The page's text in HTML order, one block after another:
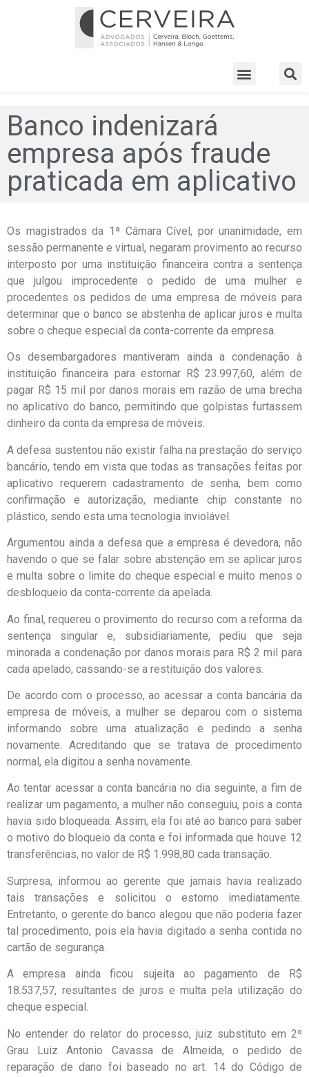
Banco indenizará
empresa após fraude
praticada em aplicativo
Os magistrados da 1ª Câmara Cível, por unanimidade, em
sessão permanente e virtual, negaram provimento ao recurso
interposto por uma instituição financeira contra a sentença
que julgou improcedente o pedido de uma mulher e
procedentes os pedidos de uma empresa de móveis para
determinar que o banco se abstenha de aplicar juros e multa
sobre o cheque especial da conta-corrente da empresa.
Os desembargadores mantiveram ainda a condenação à
instituição financeira para estornar R$ 23.997,60, além de
pagar R$ 15 mil por danos morais em razão de uma brecha
no aplicativo do banco, permitindo que golpistas furtassem
dinheiro da conta da empresa de móveis.
A defesa sustentou não existir falha na prestação do serviço
bancário, tendo em vista que todas as transações feitas por
aplicativo requerem cadastramento de senha, bem como
confirmação e autorização, mediante chip constante no
plástico, sendo esta uma tecnologia inviolável.
Argumentou ainda a defesa que a empresa é devedora, não
havendo o que se falar sobre abstenção em se aplicar juros
e multa sobre o limite do cheque especial e muito menos o
desbloqueio da conta-corrente da apelada.
Ao final, requereu o provimento do recurso com a reforma da
sentença singular e, subsidiariamente, pediu que seja
minorada a condenação por danos morais para R$ 2 mil para
cada apelado, cassando-se a restituição dos valores.
De acordo com o processo, ao acessar a conta bancária da
empresa de móveis, a mulher se deparou com o sistema
informando sobre uma atualização e pedindo a senha
novamente. Acreditando que se tratava de procedimento
normal, ela digitou a senha novamente.
Ao tentar acessar a conta bancária no dia seguinte, a fim de
realizar um pagamento, a mulher não conseguiu, pois a conta
havia sido bloqueada. Assim, ela foi até ao banco para saber
o motivo do bloqueio da conta e foi informada que houve 12
transferências, no valor de R$ 1.998,80 cada transação.
Surpresa, informou ao gerente que jamais havia realizado
tais transações e solicitou o estorno imediatamente.
Entretanto, o gerente do banco alegou que não poderia fazer
tal procedimento, pois ela havia digitado a senha contida no
cartão de segurança.
A empresa ainda ficou sujeita ao pagamento de R$
18.537,57, resultantes de juros e multa pela utilização do
cheque especial.
No entender do relator do processo, juiz substituto em 2º
Grau Luiz Antonio Cavassa de Almeida, o pedido de
reparação de dano foi baseado no art. 14 do Código de